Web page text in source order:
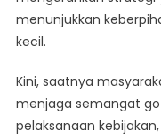
menunjukkan
kecil.
Kini, saatnya
menjaga semangat
pelaksanaan